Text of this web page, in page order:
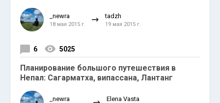
_newra
18 мая 2015 г.
tadzh
19 мая 2015 г.
6 5025
Планирование большого путешествия в
Непал: Сагарматха, випассана, Лантанг
_newra Elena Vasta